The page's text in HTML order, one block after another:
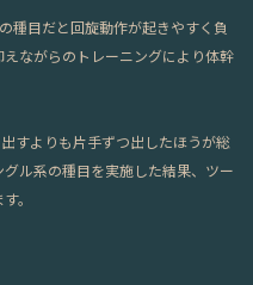
目だと回旋動作が起きやすく負
ながらのトレーニングにより体幹
すよりも片手ずつ出したほうが総
ル系の種目を実施した結果、ツー
。